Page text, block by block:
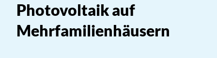
Photovoltaik auf
Mehrfamilienhäusern